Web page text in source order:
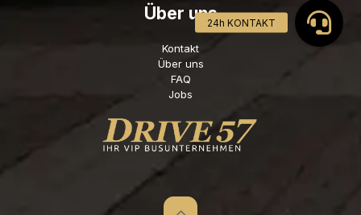
Über uns
Kontakt
Über uns
FAQ
Jobs